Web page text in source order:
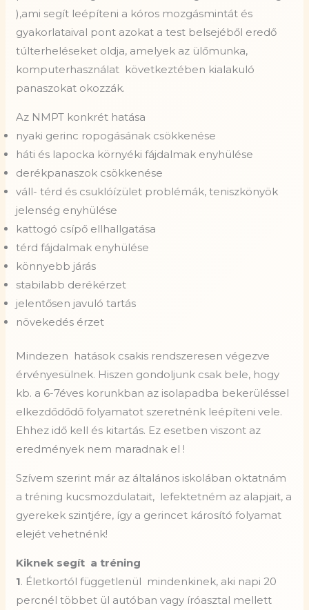
),ami segít leépíteni a kóros mozgásmintát és
gyakorlataival pont azokat a test belsejéből eredő
túlterheléseket oldja, amelyek az ülőmunka,
komputerhasználat következtében kialakuló
panaszokat okozzák.
Az NMPT konkrét hatása
nyaki gerinc ropogásának csökkenése
háti és lapocka környéki fájdalmak enyhülése
derékpanaszok csökkenése
váll- térd és csuklóízület problémák, teniszkönyök
jelenség enyhülése
kattogó csípő ellhallgatása
térd fájdalmak enyhülése
könnyebb járás
stabilabb derékérzet
jelentősen javuló tartás
növekedés érzet
Mindezen hatások csakis rendszeresen végezve
érvényesülnek. Hiszen gondoljunk csak bele, hogy
kb. a 6-7éves korunkban az isolapadba bekerüléssel
elkezdődődő folyamatot szeretnénk leépíteni vele.
Ehhez idő kell és kitartás. Ez esetben viszont az
eredmények nem maradnak el !
Szívem szerint már az általános iskolában oktatnám
a tréning kucsmozdulatait, lefektetném az alapjait, a
gyerekek szintjére, így a gerincet károsító folyamat
elejét vehetnénk!
Kiknek segít a tréning
1. Életkortól függetlenül mindenkinek, aki napi 20
percnél többet ül autóban vagy íróasztal mellett